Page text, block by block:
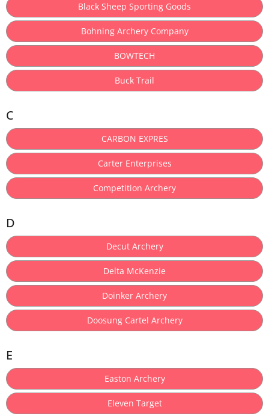
Black Sheep Sporting Goods
Bohning Archery Company
BOWTECH
Buck Trail
C
CARBON EXPRES
Carter Enterprises
Competition Archery
D
Decut Archery
Delta McKenzie
Doinker Archery
Doosung Cartel Archery
E
Easton Archery
Eleven Target